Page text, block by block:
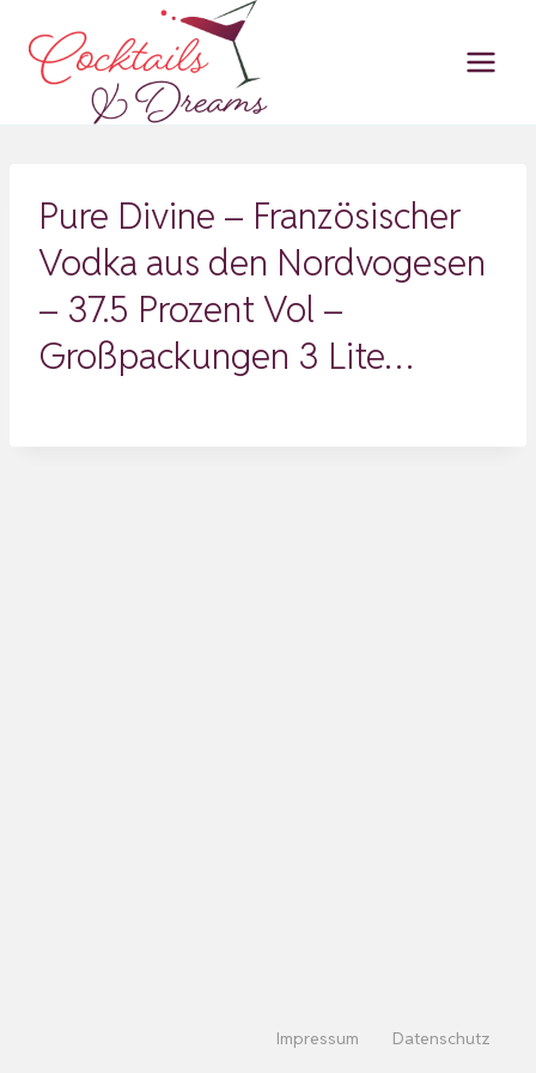
Inhalt
springen
Pure Divine – Französischer
Vodka aus den Nordvogesen
– 37.5 Prozent Vol –
Großpackungen 3 Lite…
Impressum Datenschutz